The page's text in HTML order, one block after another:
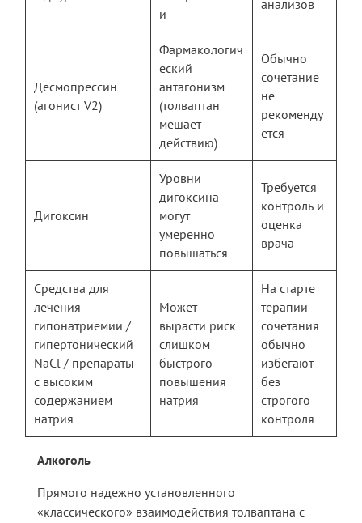
и
анализов
Десмопрессин
(агонист V2)
Фармакологич
еский
антагонизм
(толваптан
мешает
действию)
Обычно
сочетание
не
рекоменду
ется
Дигоксин
Уровни
дигоксина
могут
умеренно
повышаться
Требуется
контроль и
оценка
врача
Средства для
лечения
гипонатриемии /
гипертонический
NaCl / препараты
с высоким
содержанием
натрия
Может
вырасти риск
слишком
быстрого
повышения
натрия
На старте
терапии
сочетания
обычно
избегают
без
строгого
контроля
Алкоголь
Прямого надежно установленного
«классического» взаимодействия толваптана с